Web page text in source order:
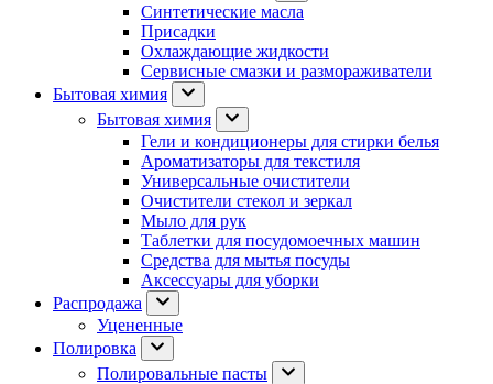
Синтетические масла
Присадки
Охлаждающие жидкости
Сервисные смазки и размораживатели
Бытовая химия
Бытовая химия
Гели и кондиционеры для стирки белья
Ароматизаторы для текстиля
Универсальные очистители
Очистители стекол и зеркал
Мыло для рук
Таблетки для посудомоечных машин
Средства для мытья посуды
Аксессуары для уборки
Распродажа
Уцененные
Полировка
Полировальные пасты